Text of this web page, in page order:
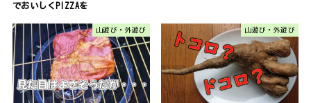
でおいしくPIZZAを
山遊び・外遊び 山遊び・外遊び